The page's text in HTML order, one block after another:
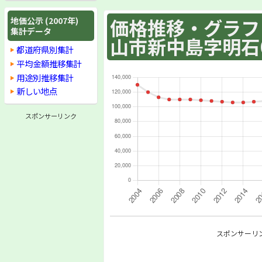
価格推移・グラ
山市新中島字明
スポンサーリ
地価公示 (2007年)
集計データ
都道府県別集計
平均金額推移集計
用途別推移集計
新しい地点
スポンサーリンク